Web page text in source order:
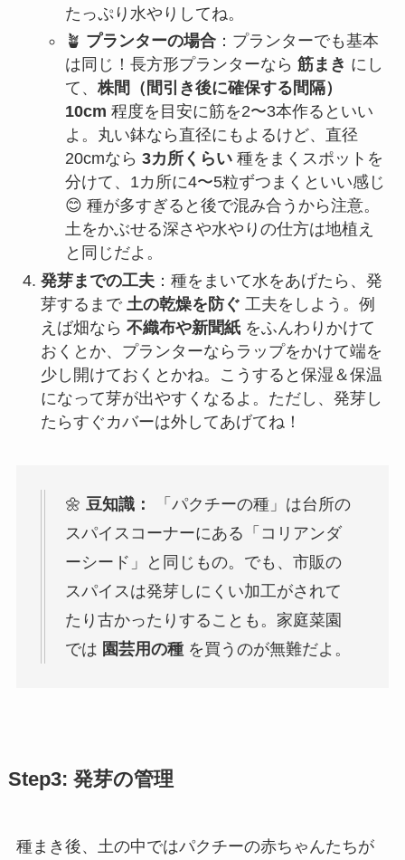
たっぷり水やりしてね。
🪴 プランターの場合：プランターでも基本
は同じ！長方形プランターなら 筋まき にし
て、 株間（間引き後に確保する間隔）
10cm 程度を目安に筋を2〜3本作るといい
よ。丸い鉢なら直径にもよるけど、直径
20cmなら 3カ所くらい種をまくスポットを
分けて、1カ所に4〜5粒ずつまくといい感じ
😊 種が多すぎると後で混み合うから注意。
土をかぶせる深さや水やりの仕方は地植え
と同じだよ。
発芽までの工夫：種をまいて水をあげたら、発
芽するまで 土の乾燥を防ぐ 工夫をしよう。例
えば畑なら 不織布や新聞紙をふんわりかけて
おくとか、プランターならラップをかけて端を
少し開けておくとかね。こうすると保湿＆保温
になって芽が出やすくなるよ。ただし、発芽し
たらすぐカバーは外してあげてね！
🌼 豆知識：
「パクチーの種」は台所の
スパイスコーナーにある「コリアンダ
ーシード」と同じもの。でも、市販の
スパイスは発芽しにくい加工がされて
たり古かったりすることも。家庭菜園
では 園芸用の種を買うのが無難だよ。
Step3: 発芽の管理
種まき後、土の中ではパクチーの赤ちゃんたちが